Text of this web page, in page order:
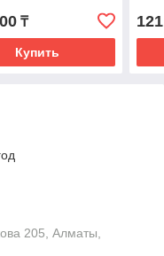
₸
Купить
205, Алматы,